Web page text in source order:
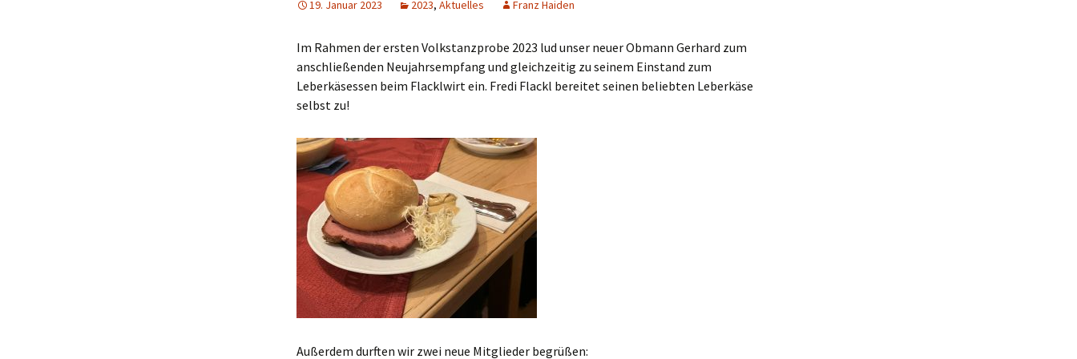
2023
2021
2020
2019
2018
2017
19. Januar 2023 2023, Aktuelles Franz Haiden
Im Rahmen der ersten Volkstanzprobe 2023 lud unser neuer Obmann Gerhard zum
anschließenden Neujahrsempfang und gleichzeitig zu seinem Einstand zum
Leberkäsessen beim Flacklwirt ein. Fredi Flackl bereitet seinen beliebten Leberkäse
selbst zu!
Außerdem durften wir zwei neue Mitglieder begrüßen: